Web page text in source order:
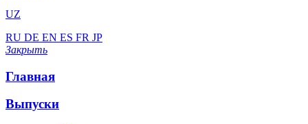
UZ
RU DE EN ES FR JP
Закрыть
Главная
Выпуски